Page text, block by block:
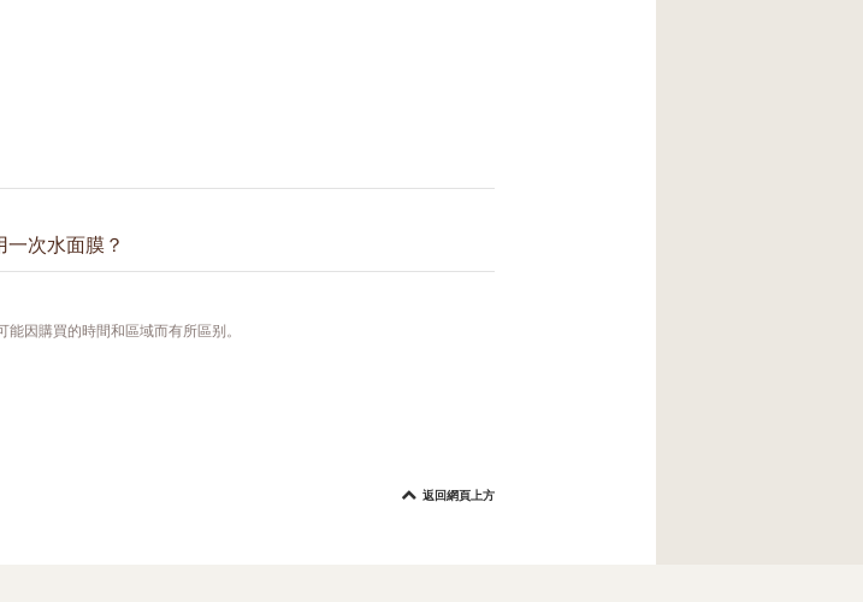
次水面膜？
因購買的時間和區域而有所區别。
返回網頁上方